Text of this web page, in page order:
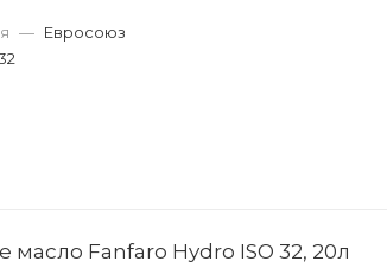
— Евросоюз
масло Fanfaro Hydro ISO 32, 20л